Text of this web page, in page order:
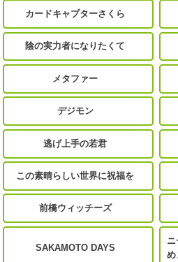
カードキャプターさくら
陰の実力者になりたくて
メタファー
デジモン
逃げ上手の若君
この素晴らしい世界に祝福を
前橋ウィッチーズ
SAKAMOTO DAYS
め